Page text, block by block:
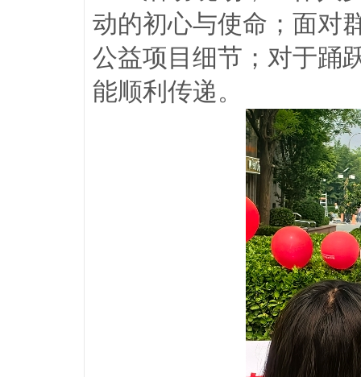
动的初心与使命；面对
公益项目细节；对于踊
能顺利传递。